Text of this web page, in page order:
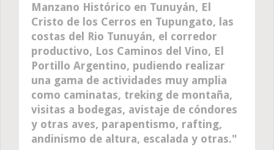
Manzano Histórico en Tunuyán, El
Cristo de los Cerros en Tupungato, las
costas del Rio Tunuyán, el corredor
productivo, Los Caminos del Vino, El
Portillo Argentino, pudiendo realizar
una gama de actividades muy amplia
como caminatas, treking de montaña,
visitas a bodegas, avistaje de cóndores
y otras aves, parapentismo, rafting,
andinismo de altura, escalada y otras.